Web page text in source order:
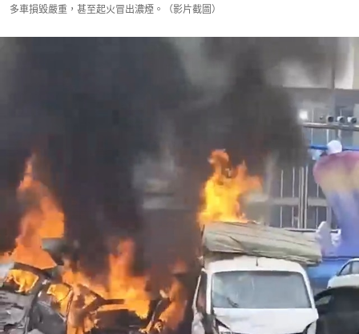
多車損毀嚴重，甚至起火冒出濃煙。（影片截圖）